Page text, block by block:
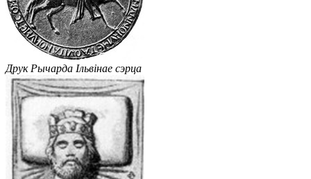
Друк Рычарда Ільвінае сэрца